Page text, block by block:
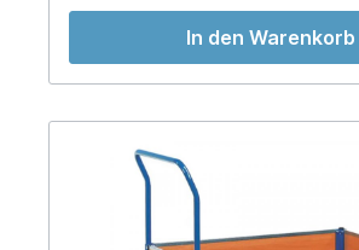
In den Warenkorb